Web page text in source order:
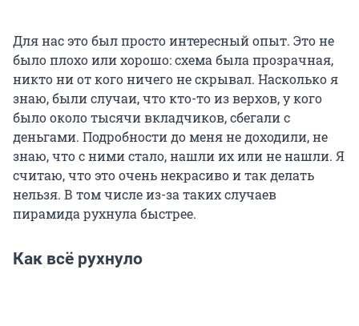
Для нас это был просто интересный опыт. Это не
было плохо или хорошо: схема была прозрачная,
никто ни от кого ничего не скрывал. Насколько я
знаю, были случаи, что кто-то из верхов, у кого
было около тысячи вкладчиков, сбегали с
деньгами. Подробности до меня не доходили, не
знаю, что с ними стало, нашли их или не нашли. Я
считаю, что это очень некрасиво и так делать
нельзя. В том числе из-за таких случаев
пирамида рухнула быстрее.
Как всё рухнуло